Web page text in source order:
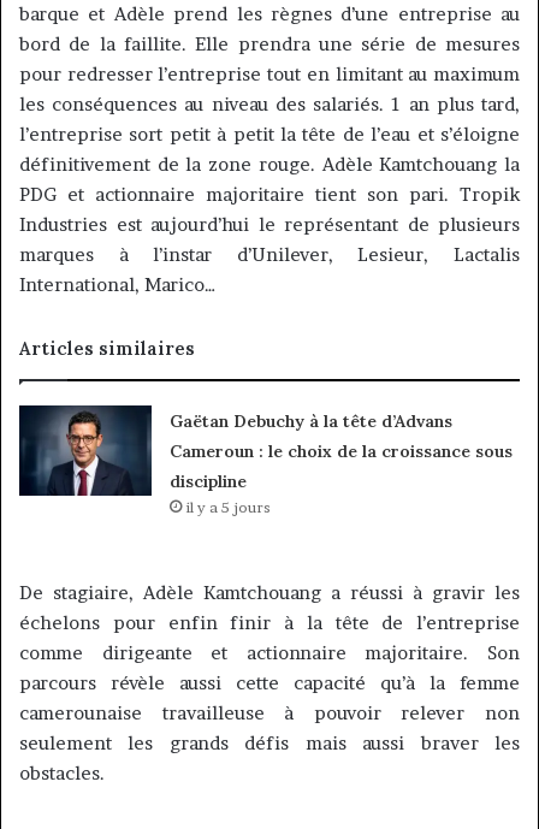
barque et Adèle prend les règnes d’une entreprise au
bord de la faillite. Elle prendra une série de mesures
pour redresser l’entreprise tout en limitant au maximum
les conséquences au niveau des salariés. 1 an plus tard,
l’entreprise sort petit à petit la tête de l’eau et s’éloigne
définitivement de la zone rouge. Adèle Kamtchouang la
PDG et actionnaire majoritaire tient son pari. Tropik
Industries est aujourd’hui le représentant de plusieurs
marques à l’instar d’Unilever, Lesieur, Lactalis
International, Marico…
Articles similaires
Gaëtan Debuchy à la tête d’Advans
Cameroun : le choix de la croissance sous
discipline
il y a 5 jours
De stagiaire, Adèle Kamtchouang a réussi à gravir les
échelons pour enfin finir à la tête de l’entreprise
comme dirigeante et actionnaire majoritaire. Son
parcours révèle aussi cette capacité qu’à la femme
camerounaise travailleuse à pouvoir relever non
seulement les grands défis mais aussi braver les
obstacles.